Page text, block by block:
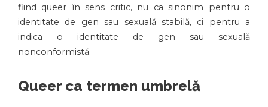
fiind queer în sens critic, nu ca sinonim pentru o
identitate de gen sau sexuală stabilă, ci pentru a
indica o identitate de gen sau sexuală
nonconformistă.
Queer ca termen umbrelă